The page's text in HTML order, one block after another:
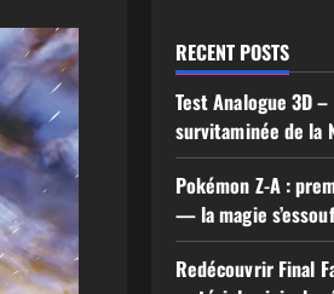
RECENT POSTS
Test Analogue 3D
survitaminée de la
Pokémon Z-A :
— la magie
Redécouvrir Final